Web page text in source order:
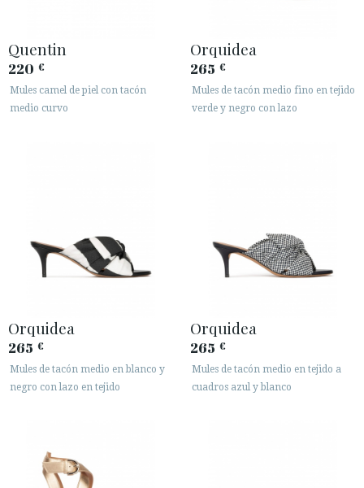
Quentin
220 €
Mules camel de piel con tacón
medio curvo
Orquidea
265 €
Mules de tacón medio fino en tejido
verde y negro con lazo
Orquidea
265 €
Mules de tacón medio en blanco y
negro con lazo en tejido
Orquidea
265 €
Mules de tacón medio en tejido a
cuadros azul y blanco